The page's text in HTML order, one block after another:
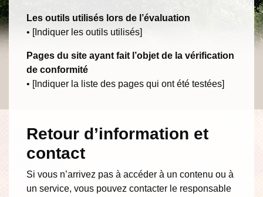
Les outils utilisés lors de l’évaluation
• [Indiquer les outils utilisés]
Pages du site ayant fait l’objet de la vérification
de conformité
• [Indiquer la liste des pages qui ont été testées]
Retour d’information et
contact
Si vous n’arrivez pas à accéder à un contenu ou à
un service, vous pouvez contacter le responsable